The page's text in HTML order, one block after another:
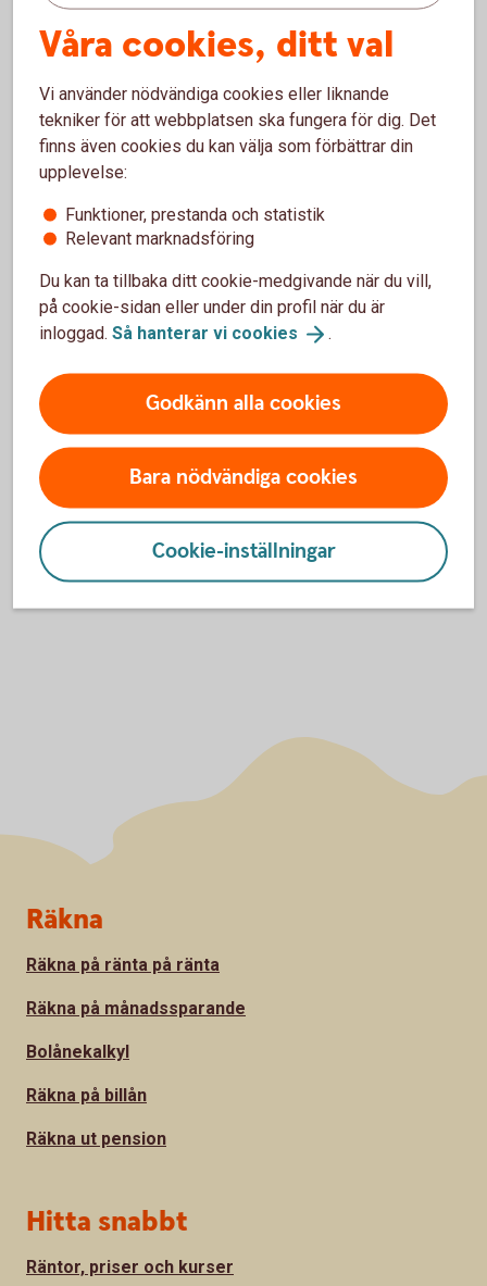
digitala ärenden.
Är du privatkund?
Kundservice förprivatpersoner
godkänna cookies för Funktioner, prestanda
och statistik.
Inställningar för cookies
Våra cookies, ditt val
Vi använder nödvändiga cookies eller liknande
tekniker för att webbplatsen ska fungera för dig. Det
finns även cookies du kan välja som förbättrar din
upplevelse:
Funktioner, prestanda och statistik
Relevant marknadsföring
Du kan ta tillbaka ditt cookie-medgivande när du vill,
på cookie-sidan eller under din profil när du är
inloggad. Så hanterar vi cookies .
Godkänn alla cookies
Bara nödvändiga cookies
Cookie-inställningar
Sidfot
Räkna
Räkna på ränta på ränta
Räkna på månadssparande
Bolånekalkyl
Räkna på billån
Räkna ut pension
Hitta snabbt
Räntor, priser och kurser